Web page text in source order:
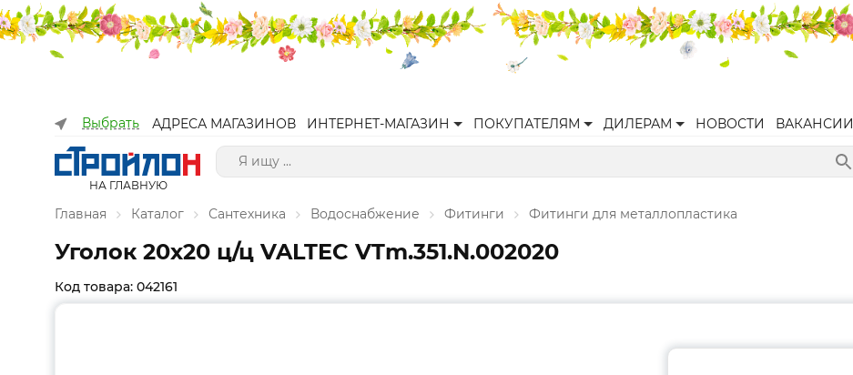
Выбрать АДРЕСА МАГАЗИНОВ ИНТЕРНЕТ-МАГАЗИН ПОКУПАТЕЛЯМ ДИЛЕРАМ НОВОСТИ ВАКАНСИИ
НА ГЛАВНУЮ
Главная Каталог Сантехника Водоснабжение Фитинги Фитинги для металлопластика
Уголок 20х20 ц/ц VALTEC VTm.351.N.002020
Код товара: 042161